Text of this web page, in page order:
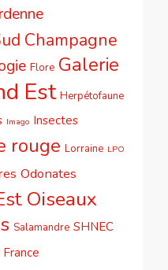
Champagne
Flore Galerie
Est Herpétofaune
Imago Insectes
rouge Lorraine LPO
Odonates
Oiseaux
Salamandre SHNEC